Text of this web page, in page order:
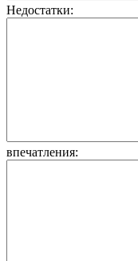
Недостатки:
впечатления: